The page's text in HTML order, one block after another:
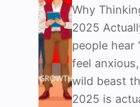
Why
2025
people hear
feel
wild beast
2025 is